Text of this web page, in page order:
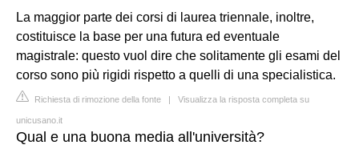
La maggior parte dei corsi di laurea triennale, inoltre,
costituisce la base per una futura ed eventuale
magistrale: questo vuol dire che solitamente gli esami del
corso sono più rigidi rispetto a quelli di una specialistica.
Richiesta di rimozione della fonte | Visualizza la risposta completa su
unicusano.it
Qual e una buona media all'università?